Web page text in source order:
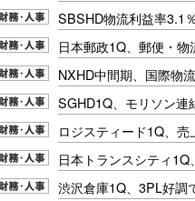
SBSHD物流利益率3.1
日本郵政1Q、郵便・
NXHD中間期、国際物
SGHD1Q、モリソン連
ロジスティード1Q、
日本トランスシティ
渋沢倉庫1Q、3PL好調